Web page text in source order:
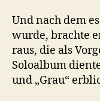
Und nach dem
wurde, brachte
raus, die als
Soloalbum
und „Grau“